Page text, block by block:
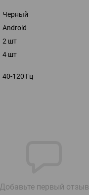
Черный
Android
2 шт
4 шт
40-120 Гц
Добавьте первый отзыв